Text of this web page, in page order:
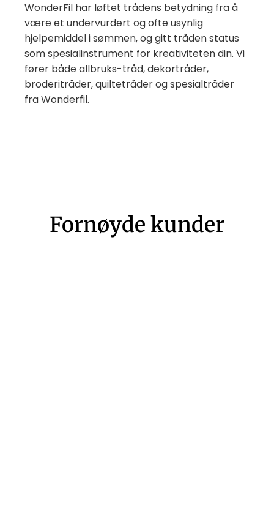
WonderFil har løftet trådens betydning fra å
være et undervurdert og ofte usynlig
hjelpemiddel i sømmen, og gitt tråden status
som spesialinstrument for kreativiteten din. Vi
fører både allbruks-tråd, dekortråder,
broderitråder, quiltetråder og spesialtråder
fra Wonderfil.
Fornøyde kunder